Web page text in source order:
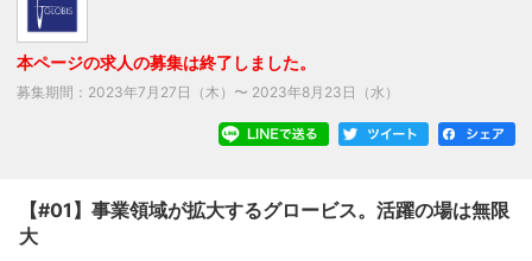
本ページの求人の募集は終了しました。
募集期間： 2023年7月27日（木） 〜 2023年8月23日（水）
【#01】事業領域が拡大するグロービス。活躍の場は無限
大